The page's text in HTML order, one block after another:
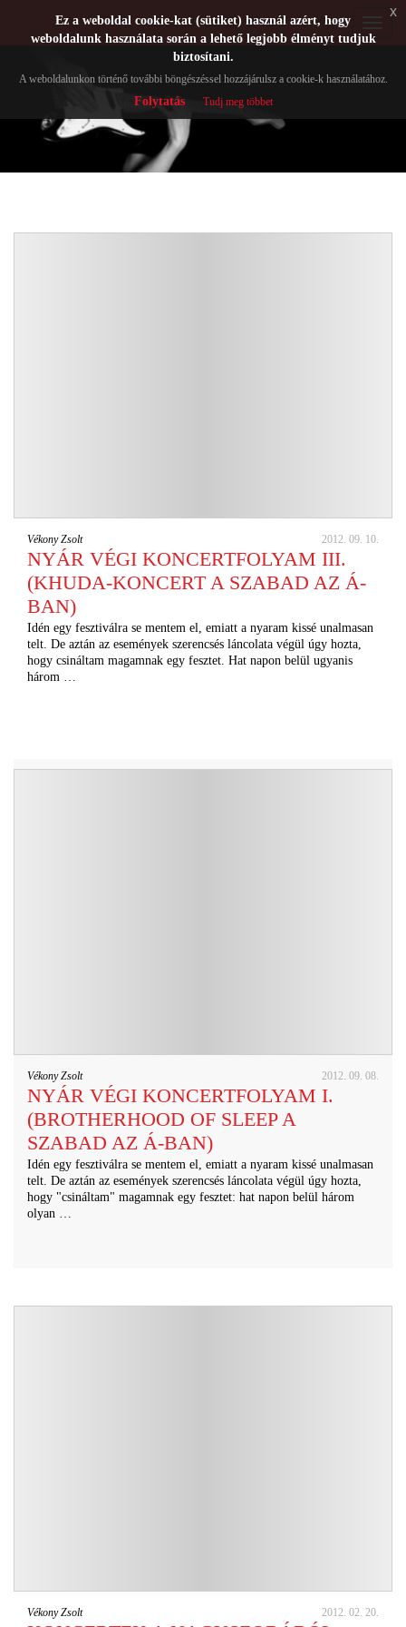
Vékony Zsolt 2012. 09. 10.
NYÁR VÉGI KONCERTFOLYAM III.
(KHUDA-KONCERT A SZABAD AZ Á-
BAN)
Idén egy fesztiválra se mentem el, emiatt a nyaram kissé unalmasan
telt. De aztán az események szerencsés láncolata végül úgy hozta,
hogy csináltam magamnak egy fesztet. Hat napon belül ugyanis
három …
Vékony Zsolt 2012. 09. 08.
NYÁR VÉGI KONCERTFOLYAM I.
(BROTHERHOOD OF SLEEP A
SZABAD AZ Á-BAN)
Idén egy fesztiválra se mentem el, emiatt a nyaram kissé unalmasan
telt. De aztán az események szerencsés láncolata végül úgy hozta,
hogy "csináltam" magamnak egy fesztet: hat napon belül három
olyan …
Vékony Zsolt 2012. 02. 20.
Ez a weboldal cookie-kat (sütiket) használ azért, hogy
weboldalunk használata során a lehető legjobb élményt tudjuk
biztosítani.
A weboldalunkon történő további böngészéssel hozzájárulsz a cookie-k használatához.
Folytatás Tudj meg többet
x